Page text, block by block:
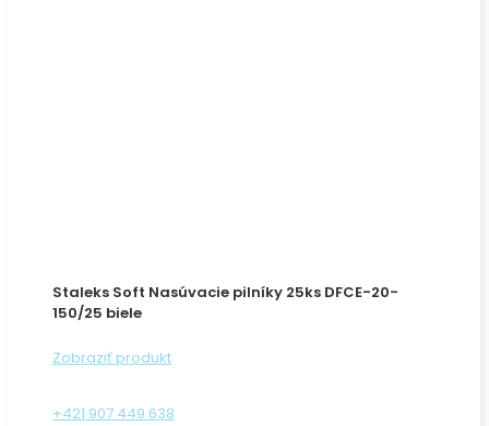
Staleks Soft Nasúvacie pilníky 25ks DFCE-20-
150/25 biele
Zobraziť produkt
+421 907 449 638